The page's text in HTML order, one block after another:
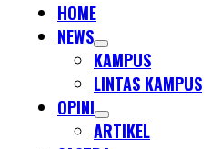
HOME
NEWS
KAMPUS
LINTAS KAMPUS
OPINI
ARTIKEL